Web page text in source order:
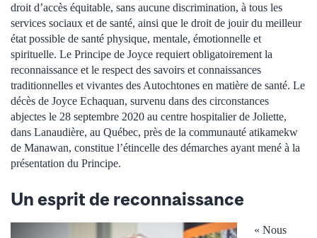
droit d’accès équitable, sans aucune discrimination, à tous les
services sociaux et de santé, ainsi que le droit de jouir du meilleur
état possible de santé physique, mentale, émotionnelle et
spirituelle. Le Principe de Joyce requiert obligatoirement la
reconnaissance et le respect des savoirs et connaissances
traditionnelles et vivantes des Autochtones en matière de santé. Le
décès de Joyce Echaquan, survenu dans des circonstances
abjectes le 28 septembre 2020 au centre hospitalier de Joliette,
dans Lanaudière, au Québec, près de la communauté atikamekw
de Manawan, constitue l’étincelle des démarches ayant mené à la
présentation du Principe.
Un esprit de reconnaissance
« Nous